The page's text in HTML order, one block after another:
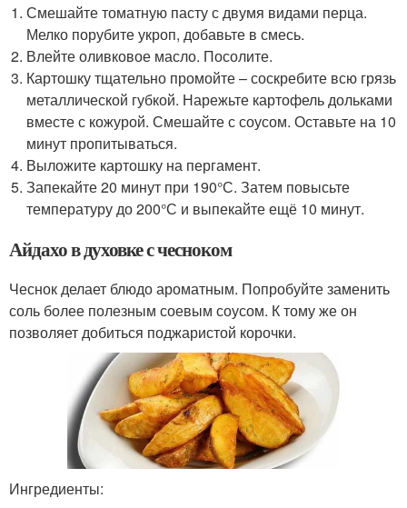
Смешайте томатную пасту с двумя видами перца.
Мелко порубите укроп, добавьте в смесь.
Влейте оливковое масло. Посолите.
Картошку тщательно промойте – соскребите всю грязь
металлической губкой. Нарежьте картофель дольками
вместе с кожурой. Смешайте с соусом. Оставьте на 10
минут пропитываться.
Выложите картошку на пергамент.
Запекайте 20 минут при 190°С. Затем повысьте
температуру до 200°С и выпекайте ещё 10 минут.
Айдахо в духовке с чесноком
Чеснок делает блюдо ароматным. Попробуйте заменить
соль более полезным соевым соусом. К тому же он
позволяет добиться поджаристой корочки.
Ингредиенты: